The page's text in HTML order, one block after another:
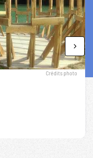
Crédits photo
Next